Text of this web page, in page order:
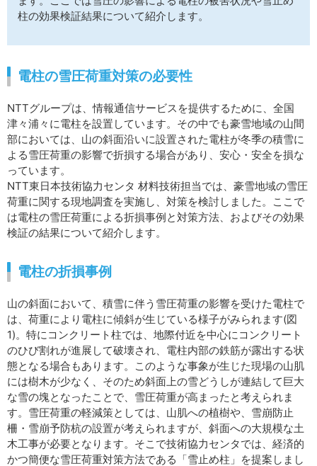
柱の効果検証結果について紹介します。
電柱の雪圧荷重対策の必要性
NTTグループは、情報通信サービスを提供するために、全国
津々浦々に電柱を設置しています。その中でも豪雪地域の山間
部においては、山の斜面沿いに設置された電柱が冬季の積雪に
よる雪圧荷重の影響で折損する場合があり、安心・安全を損な
っています。
NTT東日本技術協力センタ 材料技術担当では、豪雪地域の雪圧
荷重に関する現地調査を実施し、対策を検討しました。ここで
は電柱の雪圧荷重による折損事例と対策方法、およびその効果
検証の結果について紹介します。
電柱の折損事例
山の斜面において、積雪に伴う雪圧荷重の影響を受けた電柱で
は、荷重により電柱に傾斜が生じている様子がみられます(図
1)。特にコンクリート柱では、地際付近を中心にコンクリート
のひび割れが進展して破壊され、電柱内部の鉄筋が露出する状
態となる場合もあります。このような事象が生じた現場の山肌
には樹木が少なく、そのため斜面上の雪どうしが連結して巨大
な雪の塊となったことで、雪圧荷重が高まったと考えられま
す。雪圧荷重の軽減策としては、山肌への植樹や、雪崩防止
柵・雪崩予防杭の設置が考えられますが、斜面への大規模な土
木工事が必要となります。そこで技術協力センタでは、経済的
かつ簡便な雪圧荷重対策方法である「雪止め柱」を提案しまし